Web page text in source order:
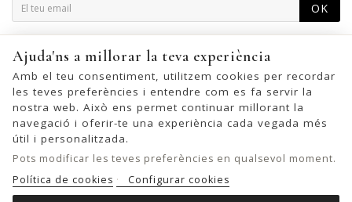
OK
això, trobeu la nostra informació de contacte a l'avís legal.
Ajuda'ns a millorar la teva experiència
Amb el teu consentiment, utilitzem cookies per recordar
les teves preferències i entendre com es fa servir la
nostra web. Això ens permet continuar millorant la
navegació i oferir-te una experiència cada vegada més
útil i personalitzada.
Pots modificar les teves preferències en qualsevol moment.
Política de cookies
Configurar cookies
© 2026 - United Bags Company S.L. - Todos los derechos reservados.
Inscrita en el Registro Mercantil de Barcelona, Tomo 33286, Libro 228637,
Folio 0083, Sección general, Inscripción 1ª